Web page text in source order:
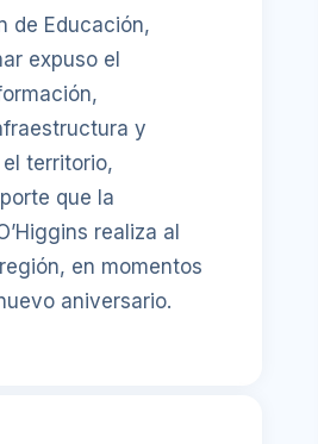
de Educación,
expuso el
y
territorio,
que la
realiza al
en momentos
aniversario.